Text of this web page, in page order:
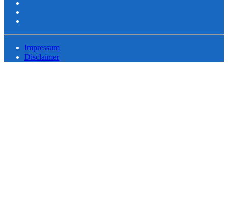
Impressum
Disclaimer